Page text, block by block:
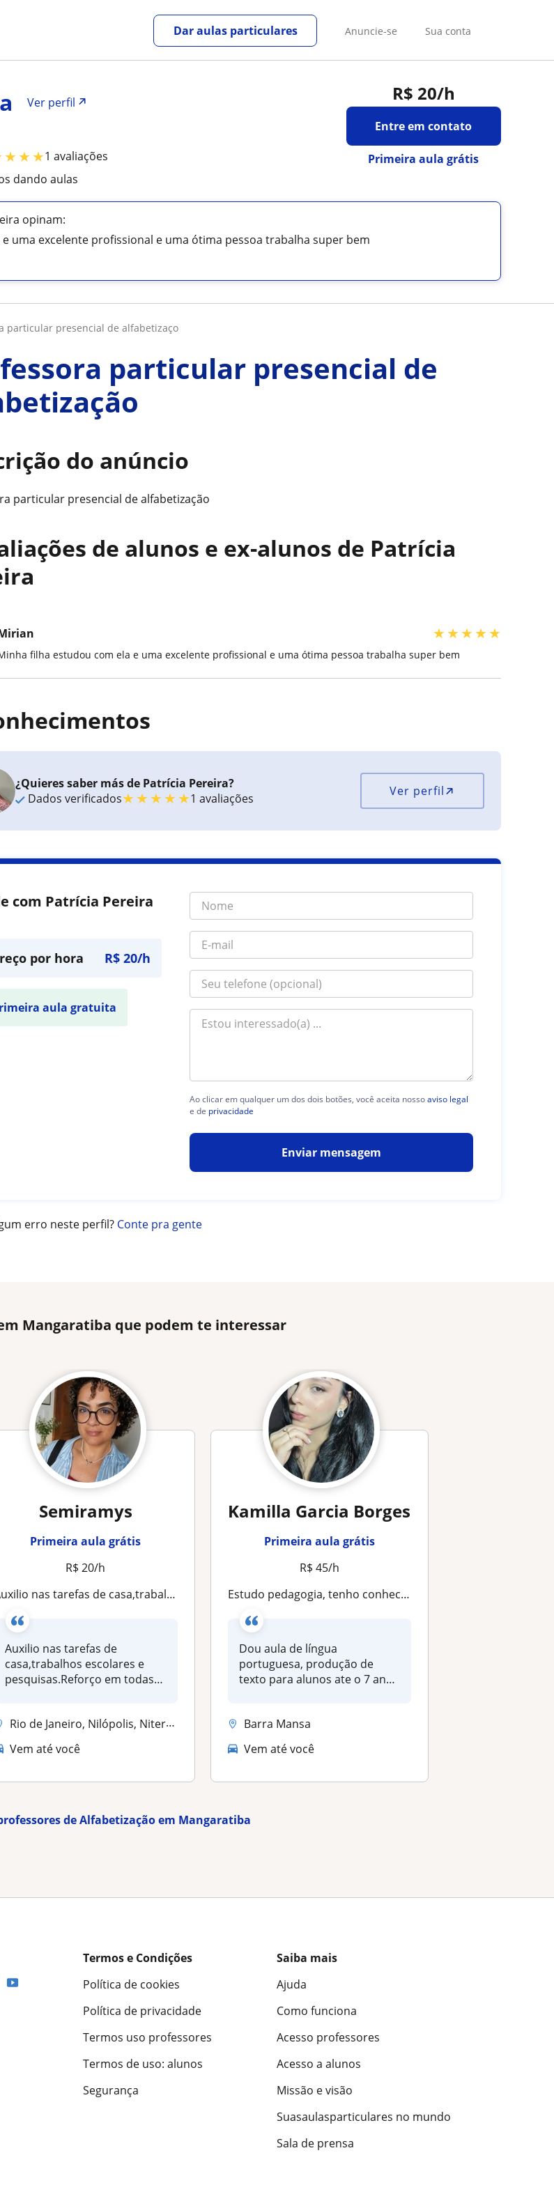
Anuncie-se Sua conta
Dar aulas particulares
R$ 20/h
Entre em contato
Primeira aula grátis
Ver perfil
★★★1 avaliações
dando aulas
opinam:
uma excelente profissional e uma ótima pessoa trabalha super bem
particular presencial de alfabetizaço
particular presencial de
do anúncio
particular presencial de alfabetização
de alunos e ex-alunos de Patrícia
★★★★★
filha estudou com ela e uma excelente profissional e uma ótima pessoa trabalha super bem
¿Quieres saber más de Patrícia Pereira?
Dados verificados★★★★★1 avaliações Ver perfil
com Patrícia Pereira
por hora R$ 20/h
aula gratuita
Ao clicar em qualquer um dos dois botões, você aceita nossoaviso legal
e de privacidade
Enviar mensagem
erro neste perfil? Conte pra gente
Mangaratiba que podem te interessar
Semiramys
Primeira aula grátis
R$ 20/h
Auxilio nas tarefas de casa,trabalhos escolares e pesquisas.Reforço em todas as matérias. Especialmente leitura e alfabetização
Auxilio nas tarefas de
casa,trabalhos escolares e
pesquisas.Reforço em todas
Rio de Janeiro, Nilópolis, Niterói, São Gonçalo, São João de Meriti
Vem até você
Kamilla Garcia Borges
Primeira aula grátis
R$ 45/h
Estudo pedagogia, tenho conhecimento na área e possuo curso de linguagens. Dou aula de língua portuguesa, produção de texto para alunos ate o 7 ano do ensino fundamental. Trabalho com alfabetização
Dou aula de língua
portuguesa, produção de
texto para alunos ate o 7 ano
Barra Mansa
Vem até você
de Alfabetização em Mangaratiba
Termos e Condições
Política de cookies
Política de privacidade
Termos uso professores
Termos de uso: alunos
Segurança
Saiba mais
Ajuda
Como funciona
Acesso professores
Acesso a alunos
Missão e visão
Suasaulasparticulares no mundo
Sala de prensa